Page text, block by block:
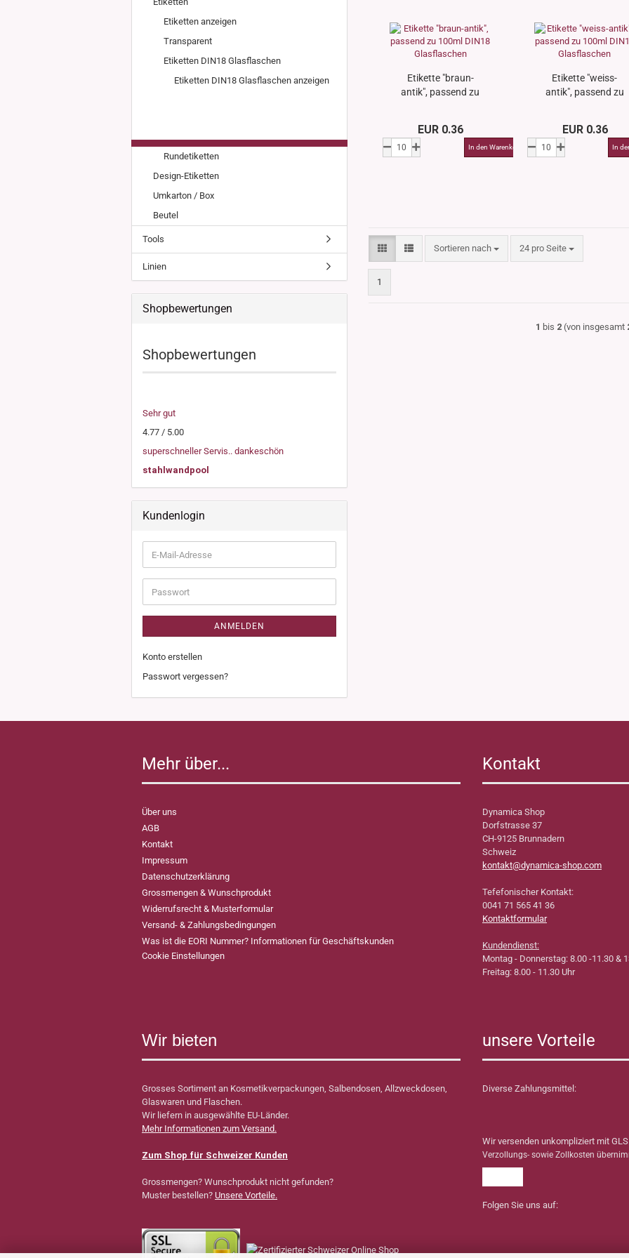
Inhalt 50g/ml
"Miro"
Gewinde 24/410
Gewinde 28/410
Etikette "braun-
antik", passend zu
EUR 0.36
Etikette "weiss-
antik", passend zu
EUR 0.36
Sortieren nach
Sortieren nach 24 pro Seite
pro Seite
1
1 bis 2(von insgesamt
Etiketten anzeigen
Transparent
Etiketten DIN18 Glasflaschen
Etiketten DIN18 Glasflaschen anzeigen
Rundetiketten
Design-Etiketten
Umkarton / Box
Beutel
Tools
Linien
Shopbewertungen
Shopbewertungen
Sehr gut
4.77 / 5.00
superschneller Servis.. dankeschön
stahlwandpool
Kundenlogin
E-
Mail-
Adresse
Passwort
ANMELDEN
Konto erstellen
Passwort vergessen?
Mehr über...
Über uns
AGB
Kontakt
Impressum
Datenschutzerklärung
Grossmengen & Wunschprodukt
Widerrufsrecht & Musterformular
Versand- & Zahlungsbedingungen
Was ist die EORI Nummer? Informationen für Geschäftskunden
Cookie Einstellungen
Kontakt
Dynamica Shop
Dorfstrasse 37
CH-9125 Brunnadern
Schweiz
kontakt@dynamica-shop.com
Tefefonischer Kontakt:
0041 71 565 41 36
Kontaktformular
Kundendienst:
Montag - Donnerstag: 8.00 -11.30 &
Freitag: 8.00 - 11.30 Uhr
Wir bieten
Grosses Sortiment an Kosmetikverpackungen, Salbendosen, Allzweckdosen,
Glaswaren und Flaschen.
Wir liefern in ausgewählte EU-Länder.
Mehr Informationen zum Versand.
Zum Shop für Schweizer Kunden
Grossmengen? Wunschprodukt nicht gefunden?
Muster bestellen? Unsere Vorteile.
unsere Vorteile
Diverse Zahlungsmittel:
Wir versenden unkompliziert mit
Verzollungs- sowie Zollkosten
Folgen Sie uns auf: